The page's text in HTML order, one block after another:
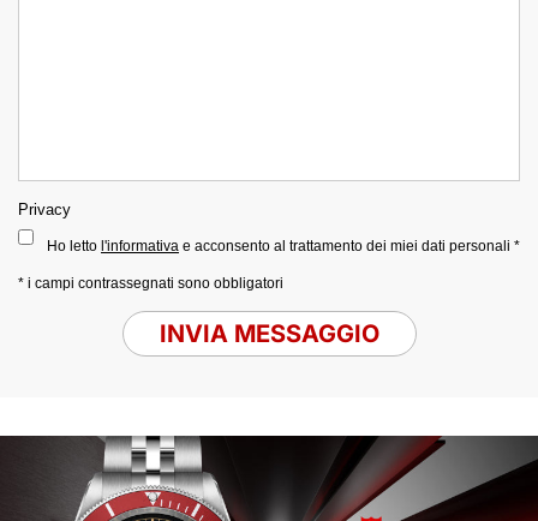
Privacy
Ho letto l'informativa e acconsento al trattamento dei miei dati personali *
* i campi contrassegnati sono obbligatori
INVIA MESSAGGIO